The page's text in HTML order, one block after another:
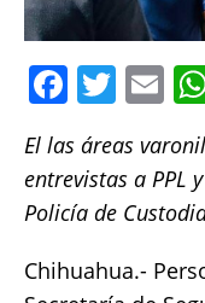
F
a
c
e
b
o
T
it
te
r
E
m
ai
l
El las áreas
entrevistas a PPL
Policía de
Chihuahua.-